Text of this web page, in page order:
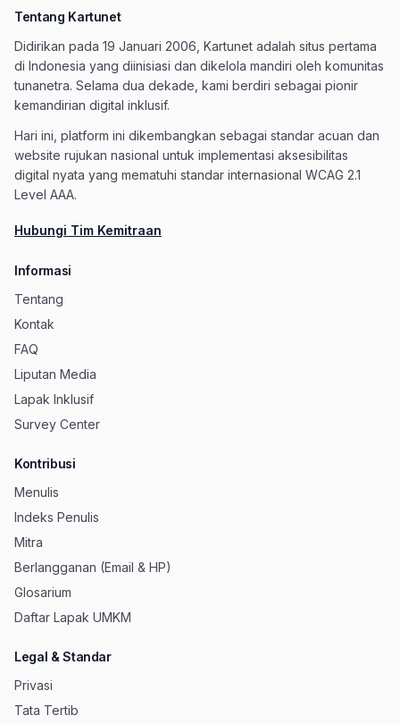
Tentang Kartunet
Didirikan pada 19 Januari 2006, Kartunet adalah situs pertama
di Indonesia yang diinisiasi dan dikelola mandiri oleh komunitas
tunanetra. Selama dua dekade, kami berdiri sebagai pionir
kemandirian digital inklusif.
Hari ini, platform ini dikembangkan sebagai standar acuan dan
website rujukan nasional untuk implementasi aksesibilitas
digital nyata yang mematuhi standar internasional WCAG 2.1
Level AAA.
Hubungi Tim Kemitraan
Informasi
Tentang
Kontak
FAQ
Liputan Media
Lapak Inklusif
Survey Center
Kontribusi
Menulis
Indeks Penulis
Mitra
Berlangganan (Email & HP)
Glosarium
Daftar Lapak UMKM
Legal & Standar
Privasi
Tata Tertib